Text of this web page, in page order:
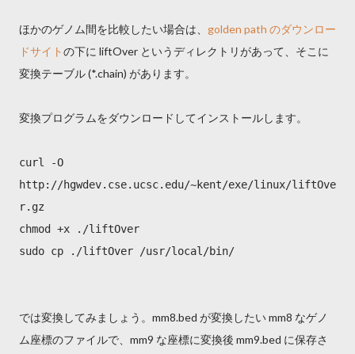
ほかのゲノム間を比較したい場合は、 golden path のダウンロー
ドサイトの下に liftOver というディレクトリがあって、そこに
変換テーブル (*.chain) があります。
変換プログラムをダウンロードしてインストールします。
curl -O
http://hgwdev.cse.ucsc.edu/~kent/exe/linux/liftOve
r.gz
chmod +x ./liftOver
sudo cp ./liftOver /usr/local/bin/
では変換してみましょう。mm8.bed が変換したい mm8 なゲノ
ム座標のファイルで、mm9 な座標に変換後 mm9.bed に保存さ